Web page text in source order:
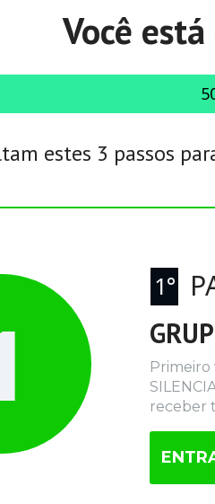
Você
1°
receber
estes 3 passos